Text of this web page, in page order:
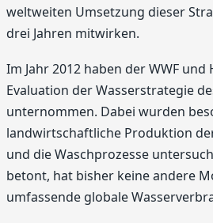
weltweiten Umsetzung dieser
drei Jahren mitwirken.
Im Jahr 2012 haben der WWF
Evaluation der Wasserstrategie
unternommen. Dabei wurden
landwirtschaftliche Produktion
und die Waschprozesse
betont, hat bisher keine andere
umfassende globale